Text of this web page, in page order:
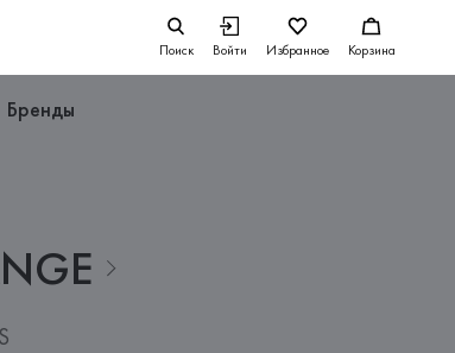
Поиск Войти Избранное Корзина
Бренды